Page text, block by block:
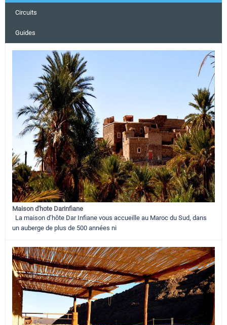
Circuits
Guides
Maison d'hote Darinfiane
La maison d’hôte Dar Infiane vous accueille au Maroc du Sud, dans
un auberge de plus de 500 années ni